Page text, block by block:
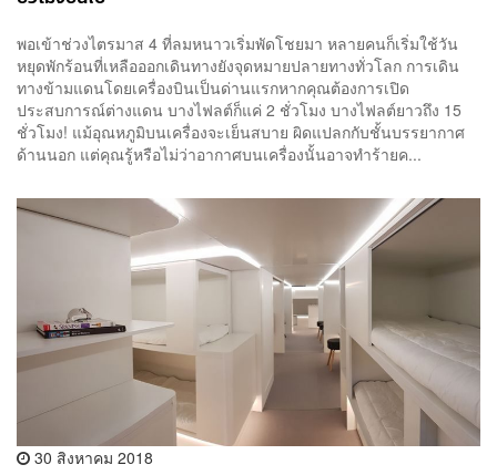
พอเข้าช่วงไตรมาส 4 ที่ลมหนาวเริ่มพัดโชยมา หลายคนก็เริ่มใช้วัน
หยุดพักร้อนที่เหลือออกเดินทางยังจุดหมายปลายทางทั่วโลก การเดิน
ทางข้ามแดนโดยเครื่องบินเป็นด่านแรกหากคุณต้องการเปิด
ประสบการณ์ต่างแดน บางไฟลต์ก็แค่ 2 ชั่วโมง บางไฟลต์ยาวถึง 15
ชั่วโมง! แม้อุณหภูมิบนเครื่องจะเย็นสบาย ผิดแปลกกับชั้นบรรยากาศ
ด้านนอก แต่คุณรู้หรือไม่ว่าอากาศบนเครื่องนั้นอาจทำร้ายค...
30 สิงหาคม 2018